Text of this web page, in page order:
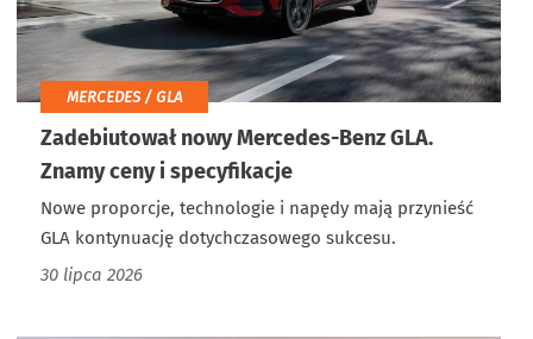
MERCEDES / GLA
Zadebiutował nowy Mercedes-Benz GLA.
Znamy ceny i specyfikacje
Nowe proporcje, technologie i napędy mają przynieść
GLA kontynuację dotychczasowego sukcesu.
30 lipca 2026